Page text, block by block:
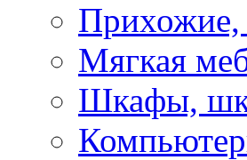
Прихожие,
Мягкая
Шкафы,